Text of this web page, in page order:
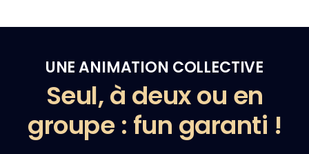
UNE ANIMATION COLLECTIVE
Seul, à deux ou en
groupe : fun garanti !